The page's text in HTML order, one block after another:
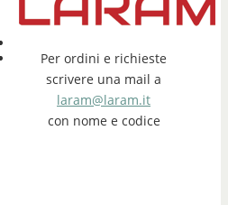
Per ordini e richieste
scrivere una mail a
laram@laram.it
con nome e codice